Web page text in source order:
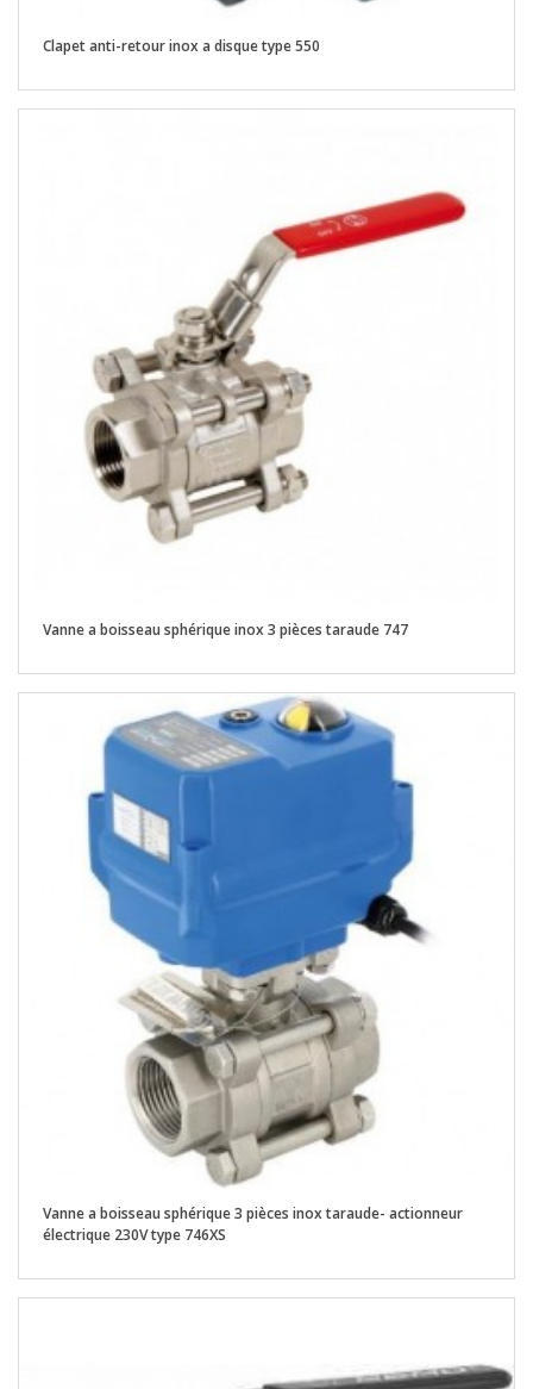
Clapet anti-retour inox a disque type 550
Vanne a boisseau sphérique inox 3 pièces taraude 747
Vanne a boisseau sphérique 3 pièces inox taraude- actionneur
électrique 230V type 746XS